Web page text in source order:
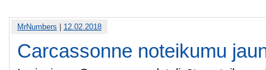
MrNumbers 12.02.2018
Carcassonne noteikumu